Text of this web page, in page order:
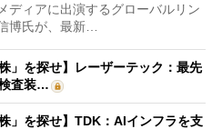
ィアに出演するグローバルリン
博氏が、最新…
」を探せ】レーザーテック：最先
査装…
」を探せ】TDK：AIインフラを支